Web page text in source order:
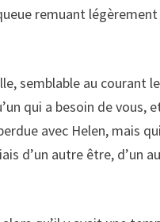
remuant
semblable au courant
qui a besoin de vous,
avec Helen, mais
d’un autre être, d’un